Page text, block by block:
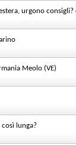
urgono consigli?
Meolo (VE)
lunga?